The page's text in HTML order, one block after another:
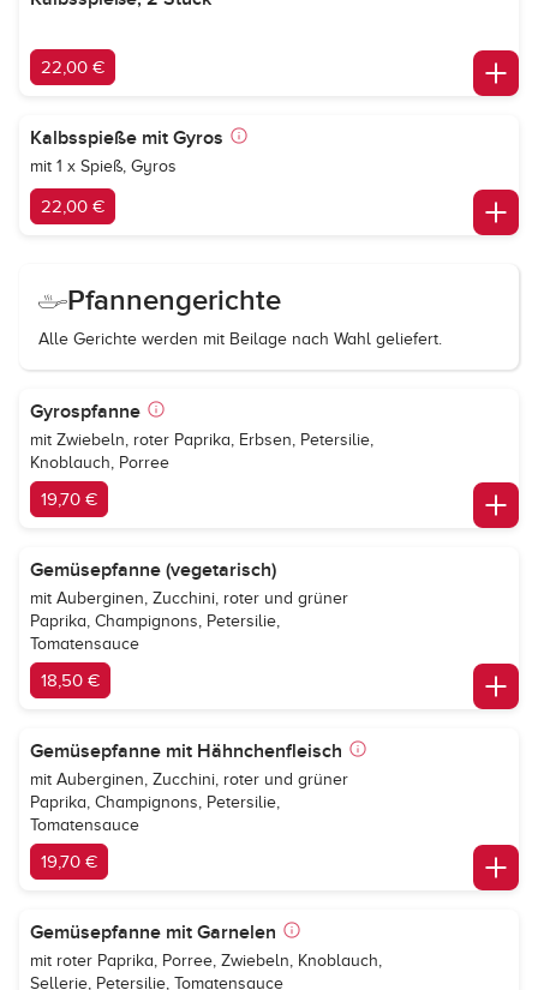
22,00 €
Kalbsspieße mit Gyros
mit 1 x Spieß, Gyros
22,00 €
Pfannengerichte
Alle Gerichte werden mit Beilage nach Wahl geliefert.
Gyrospfanne
mit Zwiebeln, roter Paprika, Erbsen, Petersilie,
Knoblauch, Porree
19,70 €
Gemüsepfanne (vegetarisch)
mit Auberginen, Zucchini, roter und grüner
Paprika, Champignons, Petersilie,
Tomatensauce
18,50 €
Gemüsepfanne mit Hähnchenfleisch
mit Auberginen, Zucchini, roter und grüner
Paprika, Champignons, Petersilie,
Tomatensauce
19,70 €
Gemüsepfanne mit Garnelen
mit roter Paprika, Porree, Zwiebeln, Knoblauch,
Sellerie, Petersilie, Tomatensauce